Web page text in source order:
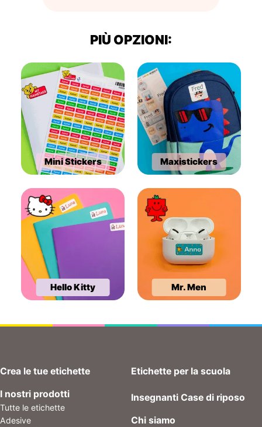
PIÙ OPZIONI:
Mini Stickers Maxistickers
Hello Kitty Mr. Men
Crea le tue etichette
I nostri prodotti
Tutte le etichette
Adesive
Etichette per la scuola
Insegnanti Case di riposo
Chi siamo